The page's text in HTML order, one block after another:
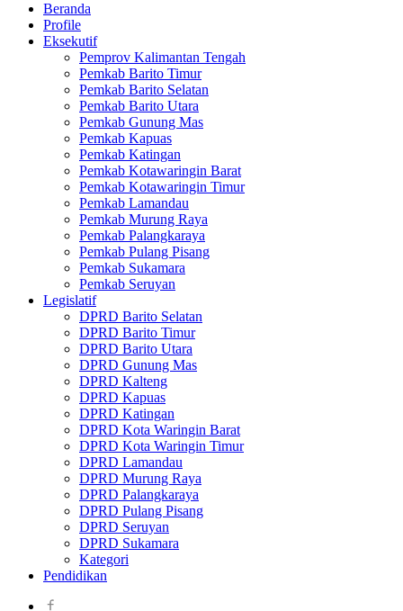
Beranda
Profile
Eksekutif
Pemprov Kalimantan Tengah
Pemkab Barito Timur
Pemkab Barito Selatan
Pemkab Barito Utara
Pemkab Gunung Mas
Pemkab Kapuas
Pemkab Katingan
Pemkab Kotawaringin Barat
Pemkab Kotawaringin Timur
Pemkab Lamandau
Pemkab Murung Raya
Pemkab Palangkaraya
Pemkab Pulang Pisang
Pemkab Sukamara
Pemkab Seruyan
Legislatif
DPRD Barito Selatan
DPRD Barito Timur
DPRD Barito Utara
DPRD Gunung Mas
DPRD Kalteng
DPRD Kapuas
DPRD Katingan
DPRD Kota Waringin Barat
DPRD Kota Waringin Timur
DPRD Lamandau
DPRD Murung Raya
DPRD Palangkaraya
DPRD Pulang Pisang
DPRD Seruyan
DPRD Sukamara
Kategori
Pendidikan